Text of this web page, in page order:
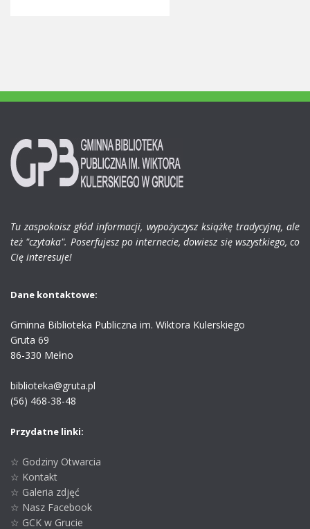
Tu zaspokoisz głód informacji, wypożyczysz książkę tradycyjną, ale
też "czytaka". Poserfujesz po internecie, dowiesz się wszystkiego, co
Cię interesuje!
Dane kontaktowe:
Gminna Biblioteka Publiczna im. Wiktora Kulerskiego
Gruta 69
86-330 Mełno
biblioteka@gruta.pl
(56) 468-38-48
Przydatne linki:
☆ Godziny Otwarcia
☆ Kontakt
☆ Galeria zdjęć
☆ Nasz Facebook
☆ GCK w Grucie